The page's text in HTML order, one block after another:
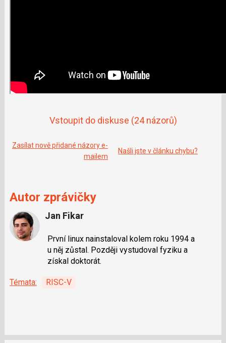
Vstoupit do diskuse (24 názorů)
Zasílat nově přidané názory e-
mailem
Našli jste v článku chybu?
Autor zprávičky
Jan Fikar
První linux nainstaloval kolem roku 1994 a
u něj zůstal. Později vystudoval fyziku a
získal doktorát.
Témata: RISC-V